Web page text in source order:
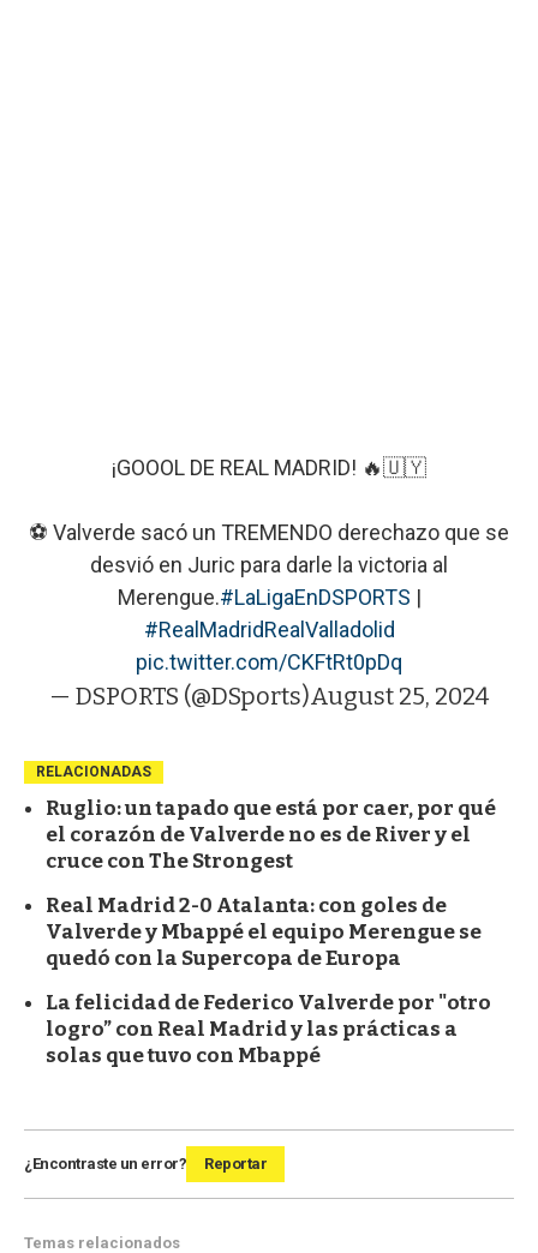
¡GOOOL DE REAL MADRID! 🔥🇺🇾
⚽ Valverde sacó un TREMENDO derechazo que se
desvió en Juric para darle la victoria al
Merengue.#LaLigaEnDSPORTS |
#RealMadridRealValladolid
pic.twitter.com/CKFtRt0pDq
— DSPORTS (@DSports)August 25, 2024
RELACIONADAS
Ruglio: un tapado que está por caer, por qué
el corazón de Valverde no es de River y el
cruce con The Strongest
Real Madrid 2-0 Atalanta: con goles de
Valverde y Mbappé el equipo Merengue se
quedó con la Supercopa de Europa
La felicidad de Federico Valverde por "otro
logro” con Real Madrid y las prácticas a
solas que tuvo con Mbappé
¿Encontraste un error? Reportar
Temas relacionados